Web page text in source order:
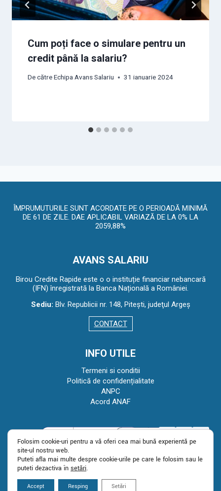
Cum poți face o simulare pentru un
credit până la salariu?
De cătreEchipa Avans Salariu 31 ianuarie 2024
ÎMPRUMUTURILE SUNT ACORDATE PE O PERIOADĂ MINIMĂ
DE 61 DE ZILE. DAE APLICABIL VARIAZĂ DE LA 0% LA
2059,88%
AVANS SALARIU
Birou Credite Rapide este o o instituție financiar nebancară
(IFN) înregistrată la Banca Națională a României.
Sediu: Blv. Republicii nr. 148, Piteşti, judeţul Argeş
CONTACT
INFO UTILE
Termeni si conditii
Politică de confidențialitate
ANPC
Acord ANAF
Copyright © 2023 - Avans Salariu
Folosim cookie-uri pentru a vă oferi cea mai bună experiență pe
site-ul nostru web.
Puteți afla mai multe despre cookie-urile pe care le folosim sau le
puteți dezactiva în setări.
Accept Resping Setări